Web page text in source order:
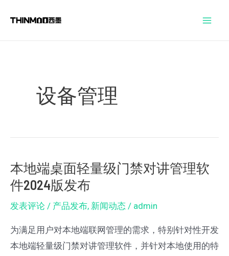
设备管理
本地端桌面轻量级门禁对讲管理软
件2024版发布
发表评论 / 产品发布, 新闻动态 / admin
为满足用户对本地端联网管理的需求，特别针对性开发
本地端轻量级门禁对讲管理软件，并针对本地使用的特
本
地
面
轻
pagination